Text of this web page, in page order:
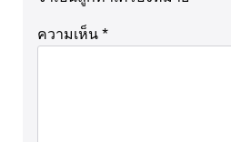
ความเห็น *